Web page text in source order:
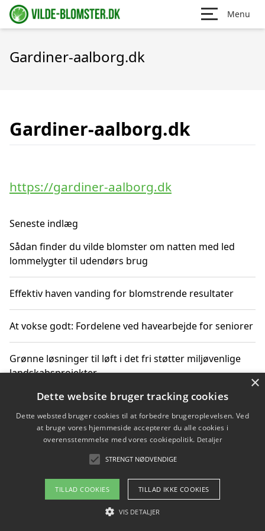
Menu
Gardiner-aalborg.dk
Gardiner-aalborg.dk
https://gardiner-aalborg.dk
Seneste indlæg
Sådan finder du vilde blomster om natten med led
lommelygter til udendørs brug
Effektiv haven vanding for blomstrende resultater
At vokse godt: Fordelene ved havearbejde for seniorer
Grønne løsninger til løft i det fri støtter miljøvenlige
landskabsprojekter
Gør haven til et frirum for familien og naturen
Copyright 2026 - Pilanto Aps
Om / kontakt
Blog Betingelser
×
Dette website bruger tracking cookies
Dette websted bruger cookies til at forbedre brugeroplevelsen. Ved
at bruge vores hjemmeside accepterer du alle cookies i
overensstemmelse med vores cookiepolitik. Detaljer
STRENGT NØDVENDIGE
TILLAD COOKIES TILLAD IKKE COOKIES
VIS DETALJER